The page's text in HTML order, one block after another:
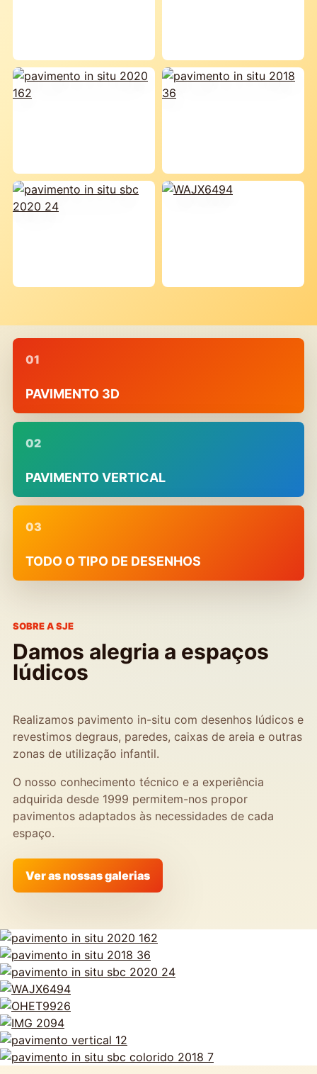
01
PAVIMENTO 3D
02
PAVIMENTO VERTICAL
03
TODO O TIPO DE DESENHOS
SOBRE A SJE
Damos alegria a espaços
lúdicos
Realizamos pavimento in-situ com desenhos lúdicos e
revestimos degraus, paredes, caixas de areia e outras
zonas de utilização infantil.
O nosso conhecimento técnico e a experiência
adquirida desde 1999 permitem-nos propor
pavimentos adaptados às necessidades de cada
espaço.
Ver as nossas galerias